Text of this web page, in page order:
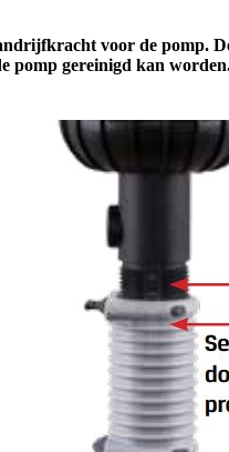
voor de pomp.
pomp gereinigd kan